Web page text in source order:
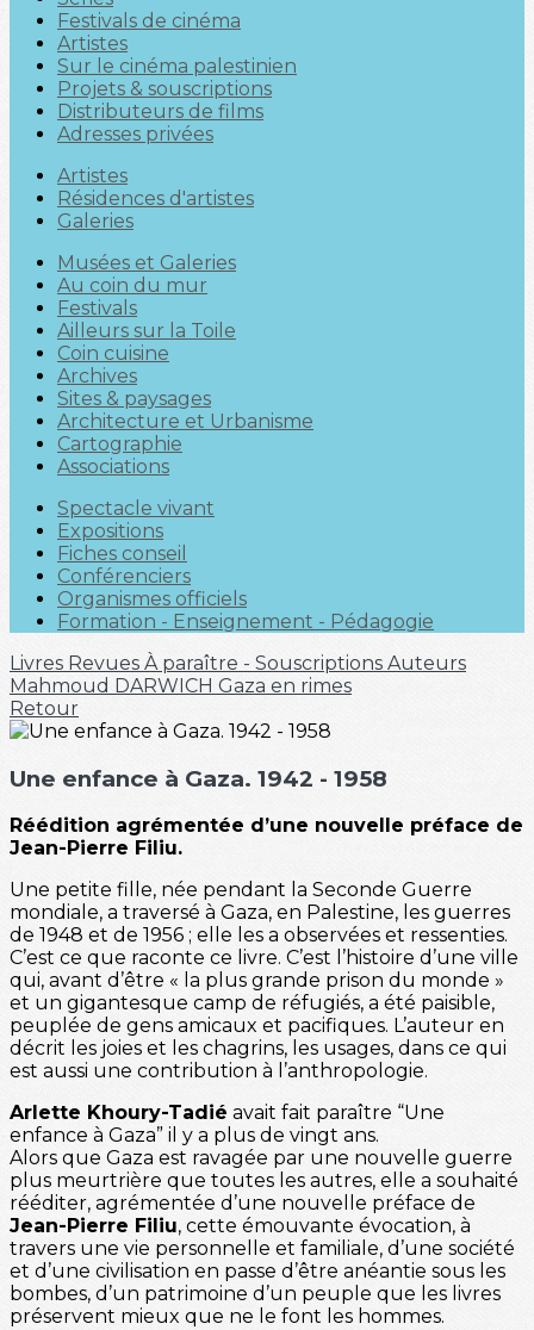
Festivals de cinéma
Artistes
Sur le cinéma palestinien
Projets & souscriptions
Distributeurs de films
Adresses privées
Artistes
Résidences d'artistes
Galeries
Musées et Galeries
Au coin du mur
Festivals
Ailleurs sur la Toile
Coin cuisine
Archives
Sites & paysages
Architecture et Urbanisme
Cartographie
Associations
Spectacle vivant
Expositions
Fiches conseil
Conférenciers
Organismes officiels
Formation - Enseignement - Pédagogie
Livres Revues À paraître - Souscriptions Auteurs
Mahmoud DARWICH Gaza en rimes
Retour
Une enfance à Gaza. 1942 - 1958
Réédition agrémentée d’une nouvelle préface de
Jean-Pierre Filiu.
Une petite fille, née pendant la Seconde Guerre
mondiale, a traversé à Gaza, en Palestine, les guerres
de 1948 et de 1956 ; elle les a observées et ressenties.
C’est ce que raconte ce livre. C’est l’histoire d’une ville
qui, avant d’être « la plus grande prison du monde »
et un gigantesque camp de réfugiés, a été paisible,
peuplée de gens amicaux et pacifiques. L’auteur en
décrit les joies et les chagrins, les usages, dans ce qui
est aussi une contribution à l’anthropologie.
Arlette Khoury-Tadié avait fait paraître “Une
enfance à Gaza” il y a plus de vingt ans.
Alors que Gaza est ravagée par une nouvelle guerre
plus meurtrière que toutes les autres, elle a souhaité
rééditer, agrémentée d’une nouvelle préface de
Jean-Pierre Filiu, cette émouvante évocation, à
travers une vie personnelle et familiale, d’une société
et d’une civilisation en passe d’être anéantie sous les
bombes, d’un patrimoine d’un peuple que les livres
préservent mieux que ne le font les hommes.